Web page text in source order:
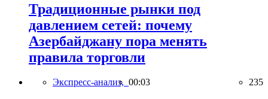
Традиционные рынки под
давлением сетей: почему
Азербайджану пора менять
правила торговли
Экспресс-анализ, 00:03 235